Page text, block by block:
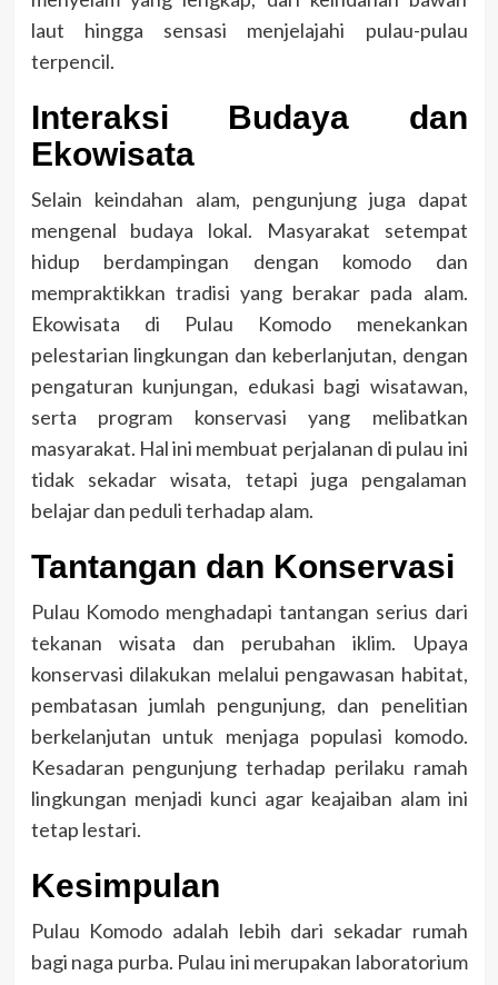
laut hingga sensasi menjelajahi pulau-pulau
terpencil.
Interaksi Budaya dan
Ekowisata
Selain keindahan alam, pengunjung juga dapat
mengenal budaya lokal. Masyarakat setempat
hidup berdampingan dengan komodo dan
mempraktikkan tradisi yang berakar pada alam.
Ekowisata di Pulau Komodo menekankan
pelestarian lingkungan dan keberlanjutan, dengan
pengaturan kunjungan, edukasi bagi wisatawan,
serta program konservasi yang melibatkan
masyarakat. Hal ini membuat perjalanan di pulau ini
tidak sekadar wisata, tetapi juga pengalaman
belajar dan peduli terhadap alam.
Tantangan dan Konservasi
Pulau Komodo menghadapi tantangan serius dari
tekanan wisata dan perubahan iklim. Upaya
konservasi dilakukan melalui pengawasan habitat,
pembatasan jumlah pengunjung, dan penelitian
berkelanjutan untuk menjaga populasi komodo.
Kesadaran pengunjung terhadap perilaku ramah
lingkungan menjadi kunci agar keajaiban alam ini
tetap lestari.
Kesimpulan
Pulau Komodo adalah lebih dari sekadar rumah
bagi naga purba. Pulau ini merupakan laboratorium